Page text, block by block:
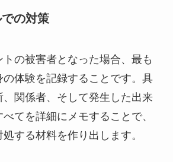
の対策
の被害者となった場合、最も
体験を記録することです。具
関係者、そして発生した出来
てを詳細にメモすることで、
する材料を作り出します。